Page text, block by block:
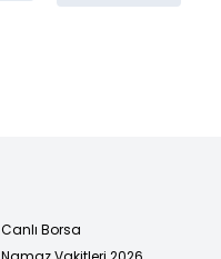
Canlı Borsa